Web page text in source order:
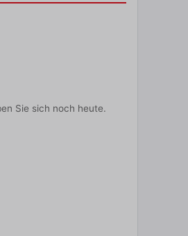
Sie sich noch heute.